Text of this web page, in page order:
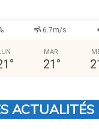
6.7m/s
°
MAR
21 °
ACTUALITÉS